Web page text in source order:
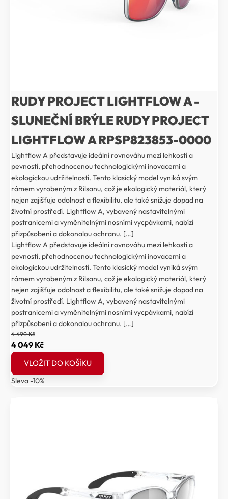
RUDY PROJECT LIGHTFLOW A -
SLUNEČNÍ BRÝLE RUDY PROJECT
LIGHTFLOW A RPSP823853-0000
Lightflow A představuje ideální rovnováhu mezi lehkostí a
pevností, přehodnocenou technologickými inovacemi a
ekologickou udržitelností. Tento klasický model vyniká svým
rámem vyrobeným z Rilsanu, což je ekologický materiál, který
nejen zajišťuje odolnost a flexibilitu, ale také snižuje dopad na
životní prostředí. Lightflow A, vybavený nastavitelnými
postranicemi a vyměnitelnými nosními vycpávkami, nabízí
přizpůsobení a dokonalou ochranu. […]
Lightflow A představuje ideální rovnováhu mezi lehkostí a
pevností, přehodnocenou technologickými inovacemi a
ekologickou udržitelností. Tento klasický model vyniká svým
rámem vyrobeným z Rilsanu, což je ekologický materiál, který
nejen zajišťuje odolnost a flexibilitu, ale také snižuje dopad na
životní prostředí. Lightflow A, vybavený nastavitelnými
postranicemi a vyměnitelnými nosními vycpávkami, nabízí
přizpůsobení a dokonalou ochranu. […]
4 499Kč
Původní
cena
byla:
4
4 049 KčAktuální
4
VLOŽIT DO KOŠÍKU
Sleva -10%